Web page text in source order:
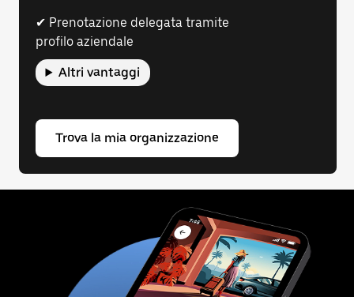
✔ Prenotazione delegata tramite
profilo aziendale
Altri vantaggi
Trova la mia organizzazione